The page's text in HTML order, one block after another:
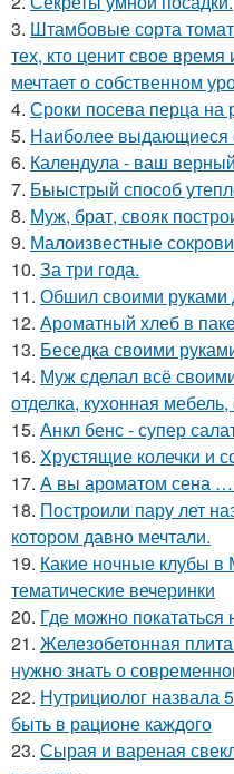
3. Штамбовые сорта
тех, кто ценит свое
мечтает о собственном
4. Сроки посева перца на
5. Наиболее выдающиеся
6. Календула - ваш
7. Быыстрый способ
8. Муж, брат, свояк
9. Малоизвестные
10. За три года.
11. Обшил своими руками
12. Ароматный хлеб в
13. Беседка своими
14. Муж сделал всё
отделка, кухонная мебель,
15. Анкл бенс - супер
16. Хрустящие колечки и
17. А вы ароматом сена
18. Построили пару лет
котором давно мечтали.
19. Какие ночные клубы в
тематические вечеринки
20. Где можно покататься
21. Железобетонная
нужно знать о
22. Нутрициолог
быть в рационе каждого
23. Сырая и вареная